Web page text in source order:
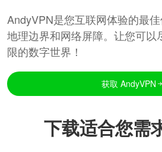
AndyVPN是您互联网体验的最
地理边界和网络屏障。让您可以
限的数字世界！
获取 AndyVPN
下载适合您需